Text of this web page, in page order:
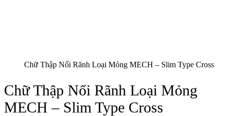
Chữ Thập Nối Rãnh Loại Mỏng MECH – Slim Type Cross
Chữ Thập Nối Rãnh Loại Mỏng
MECH – Slim Type Cross